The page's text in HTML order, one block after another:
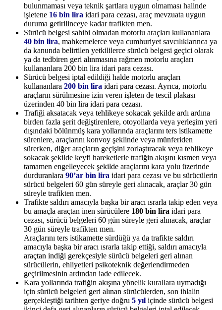
bulunmaması veya teknik şartlara uygun olmaması halinde
işletene 16 bin lira idari para cezası, araç mevzuata uygun
duruma getirilinceye kadar trafikten men.
Sürücü belgesi sahibi olmadan motorlu araçları kullananlara
40 bin lira, mahkemelerce veya cumhuriyet savcılıklarınca ya
da kanunda belirtilen yetkililerce sürücü belgesi geçici olarak
ya da tedbiren geri alınmasına rağmen motorlu araçları
kullananlara 200 bin lira idari para cezası.
Sürücü belgesi iptal edildiği halde motorlu araçları
kullananlara 200 bin lira idari para cezası. Ayrıca, motorlu
araçların sürülmesine izin veren işleten de tescil plakası
üzerinden 40 bin lira idari para cezası.
Trafiği aksatacak veya tehlikeye sokacak şekilde ardı ardına
birden fazla şerit değiştirenlere, otoyollarda veya yerleşim yeri
dışındaki bölünmüş kara yollarında araçlarını ters istikamette
sürenlere, araçlarını konvoy şeklinde veya münferiden
sürerken, diğer araçların geçişini zorlaştıracak veya tehlikeye
sokacak şekilde keyfi hareketlerle trafiğin akışını kısmen veya
tamamen engelleyecek şekilde araçlarını kara yolu üzerinde
durduranlara 90’ar bin lira idari para cezası ve bu sürücülerin
sürücü belgeleri 60 gün süreyle geri alınacak, araçlar 30 gün
süreyle trafikten men.
Trafikte saldırı amacıyla başka bir aracı ısrarla takip eden veya
bu amaçla araçtan inen sürücülere 180 bin lira idari para
cezası, sürücü belgeleri 60 gün süreyle geri alınacak, araçlar
30 gün süreyle trafikten men.
Araçlarını ters istikamette sürdüğü ya da trafikte saldırı
amacıyla başka bir aracı ısrarla takip ettiği, saldırı amacıyla
araçtan indiği gerekçesiyle sürücü belgeleri geri alınan
sürücülerin, ehliyetleri psikoteknik değerlendirmeden
geçirilmesinin ardından iade edilecek.
Kara yollarında trafiğin akışına yönelik kurallara uymadığı
için sürücü belgeleri geri alınan sürücülerden, son ihlalin
gerçekleştiği tarihten geriye doğru 5 yıl içinde sürücü belgesi